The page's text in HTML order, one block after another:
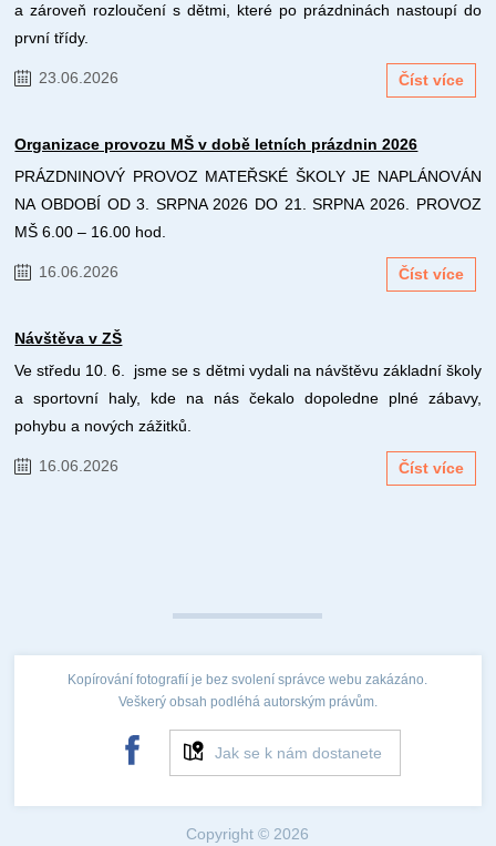
a zároveň rozloučení s dětmi, které po prázdninách nastoupí do
první třídy.
23.06.2026 Číst více
Organizace provozu MŠ v době letních prázdnin 2026
PRÁZDNINOVÝ PROVOZ MATEŘSKÉ ŠKOLY JE NAPLÁNOVÁN
NA OBDOBÍ OD 3. SRPNA 2026 DO 21. SRPNA 2026. PROVOZ
MŠ 6.00 – 16.00 hod.
16.06.2026 Číst více
Návštěva v ZŠ
Ve středu 10. 6. jsme se s dětmi vydali na návštěvu základní školy
a sportovní haly, kde na nás čekalo dopoledne plné zábavy,
pohybu a nových zážitků.
16.06.2026 Číst více
Kopírování fotografií je bez svolení správce webu zakázáno.
Veškerý obsah podléhá autorským právům.
Jak se k nám dostanete
Copyright © 2026